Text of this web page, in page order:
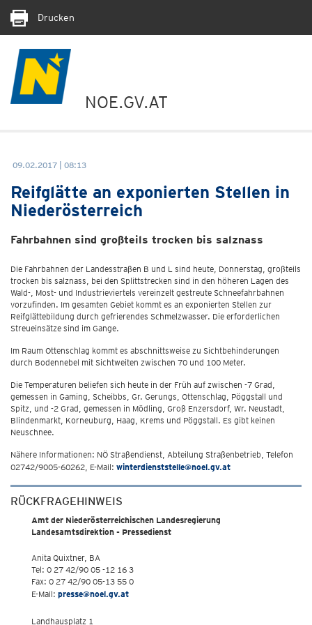
Drucken
NOE.GV.AT
09.02.2017 | 08:13
Reifglätte an exponierten Stellen in
Niederösterreich
Fahrbahnen sind großteils trocken bis salznass
Die Fahrbahnen der Landesstraßen B und L sind heute, Donnerstag, großteils
trocken bis salznass, bei den Splittstrecken sind in den höheren Lagen des
Wald-, Most- und Industrieviertels vereinzelt gestreute Schneefahrbahnen
vorzufinden. Im gesamten Gebiet kommt es an exponierten Stellen zur
Reifglättebildung durch gefrierendes Schmelzwasser. Die erforderlichen
Streueinsätze sind im Gange.
Im Raum Ottenschlag kommt es abschnittsweise zu Sichtbehinderungen
durch Bodennebel mit Sichtweiten zwischen 70 und 100 Meter.
Die Temperaturen beliefen sich heute in der Früh auf zwischen -7 Grad,
gemessen in Gaming, Scheibbs, Gr. Gerungs, Ottenschlag, Pöggstall und
Spitz, und -2 Grad, gemessen in Mödling, Groß Enzersdorf, Wr. Neustadt,
Blindenmarkt, Korneuburg, Haag, Krems und Pöggstall. Es gibt keinen
Neuschnee.
Nähere Informationen: NÖ Straßendienst, Abteilung Straßenbetrieb, Telefon
02742/9005-60262, E-Mail: winterdienststelle@noel.gv.at
RÜCKFRAGEHINWEIS
Amt der Niederösterreichischen Landesregierung
Landesamtsdirektion - Pressedienst
Anita Quixtner, BA
Tel: 0 27 42/90 05 -12 16 3
Fax: 0 27 42/90 05-13 55 0
E-Mail: presse@noel.gv.at
Landhausplatz 1